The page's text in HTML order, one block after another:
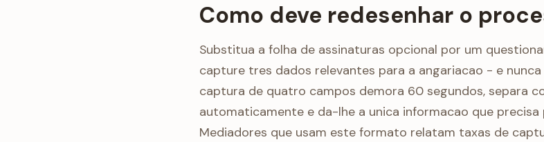
Como deve redesenhar o
Substitua a folha de assinaturas opcional por um
capture tres dados relevantes para a angariacao - e
captura de quatro campos demora 60 segundos, separa
automaticamente e da-lhe a unica informacao que
Mediadores que usam este formato relatam taxas de